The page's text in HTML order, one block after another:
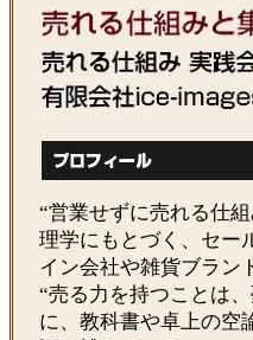
“営業せずに売れる仕
理学にもとづく、セ
イン会社や雑貨ブラン
“売る力を持つことは
に、教科書や卓上の空